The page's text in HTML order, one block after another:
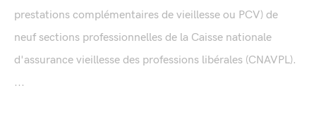
prestations complémentaires de vieillesse ou PCV) de
neuf sections professionnelles de la Caisse nationale
d'assurance vieillesse des professions libérales (CNAVPL).
...